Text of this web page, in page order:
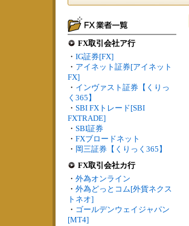
FX取引会社ア行
・ IG証券[FX]
・ アイネット証券[アイネット
FX]
・ インヴァスト証券【くりっ
く365】
・ SBI FXトレード[SBI
FXTRADE]
・ SBI証券
・ FXブロードネット
・ 岡三証券【くりっく365】
FX取引会社カ行
・ 外為オンライン
・ 外為どっとコム[外貨ネクス
トネオ]
・ ゴールデンウェイジャパン
[MT4]